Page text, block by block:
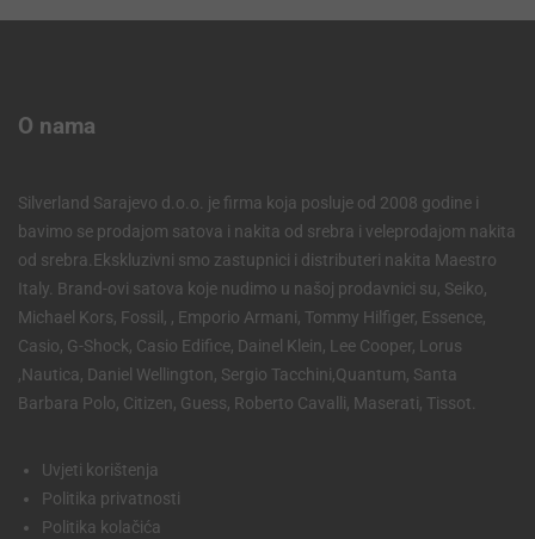
O nama
Silverland Sarajevo d.o.o. je firma koja posluje od 2008 godine i
bavimo se prodajom satova i nakita od srebra i veleprodajom nakita
od srebra.Ekskluzivni smo zastupnici i distributeri nakita Maestro
Italy. Brand-ovi satova koje nudimo u našoj prodavnici su, Seiko,
Michael Kors, Fossil, , Emporio Armani, Tommy Hilfiger, Essence,
Casio, G-Shock, Casio Edifice, Dainel Klein, Lee Cooper, Lorus
,Nautica, Daniel Wellington, Sergio Tacchini,Quantum, Santa
Barbara Polo, Citizen, Guess, Roberto Cavalli, Maserati, Tissot.
Uvjeti korištenja
Politika privatnosti
Politika kolačića